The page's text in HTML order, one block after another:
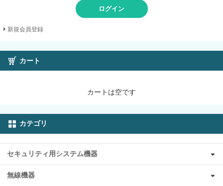
ログイン
新規会員登録
カート
カートは空です
カテゴリ
セキュリティ用システム機器
無線機器